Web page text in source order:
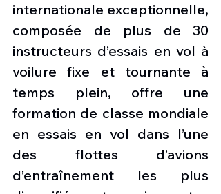
internationale exceptionnelle,
composée de plus de 30
instructeurs d’essais en vol à
voilure fixe et tournante à
temps plein, offre une
formation de classe mondiale
en essais en vol dans l’une
des flottes d’avions
d’entraînement les plus